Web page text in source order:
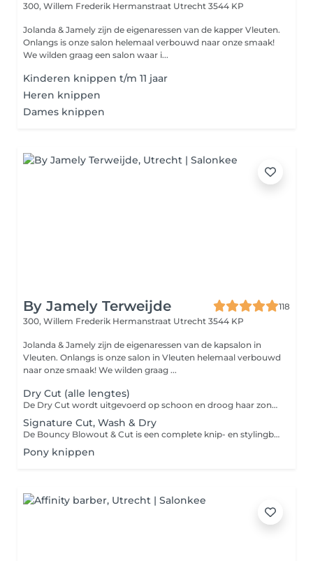
300, Willem Frederik Hermanstraat Utrecht 3544 KP
Jolanda & Jamely zijn de eigenaressen van de kapper Vleuten.
Onlangs is onze salon helemaal verbouwd naar onze smaak!
We wilden graag een salon waar i...
Kinderen knippen t/m 11 jaar
Heren knippen
Dames knippen
By Jamely Terweijde
118
300, Willem Frederik Hermanstraat Utrecht 3544 KP
Jolanda & Jamely zijn de eigenaressen van de kapsalon in
Vleuten. Onlangs is onze salon in Vleuten helemaal verbouwd
naar onze smaak! We wilden graag ...
Dry Cut (alle lengtes)
De Dry Cut wordt uitgevoerd op schoon en droog haar zonder haarproducten in het haar. Dit is noodzakelijk om de behandeling correct uit te kunnen voeren. Wanneer het haar niet schoon is of productresten bevat, wordt automatisch de dienst 'Bouncy Blowout & Cut' voor de lengte die je hebt berekend. Bij extra dik of uitzonderlijk vol haar wordt de behandeling automatisch één lengtecategorie hoger berekend, omdat dit meer tijd en verzorging vraagt.
Signature Cut, Wash & Dry
De Bouncy Blowout & Cut is een complete knip- en stylingbehandeling. Tijdens deze service wordt het haar: 1. Gewassen: het haar wordt zorgvuldig gereinigd. 2. Geknipt: de gewenste coupe wordt precies in model geknipt. 3. Gestyled: het haar wordt in model gebracht met de föhn
Pony knippen